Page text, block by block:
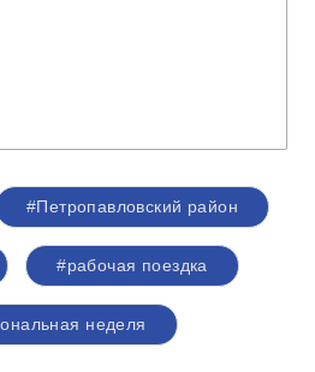
#Петропавловский район
#рабочая поездка
неделя